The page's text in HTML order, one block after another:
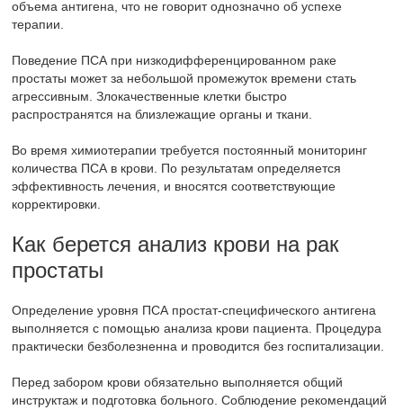
объема антигена, что не говорит однозначно об успехе
терапии.
Поведение ПСА при низкодифференцированном раке
простаты может за небольшой промежуток времени стать
агрессивным. Злокачественные клетки быстро
распространятся на близлежащие органы и ткани.
Во время химиотерапии требуется постоянный мониторинг
количества ПСА в крови. По результатам определяется
эффективность лечения, и вносятся соответствующие
корректировки.
Как берется анализ крови на рак
простаты
Определение уровня ПСА простат-специфического антигена
выполняется с помощью анализа крови пациента. Процедура
практически безболезненна и проводится без госпитализации.
Перед забором крови обязательно выполняется общий
инструктаж и подготовка больного. Соблюдение рекомендаций